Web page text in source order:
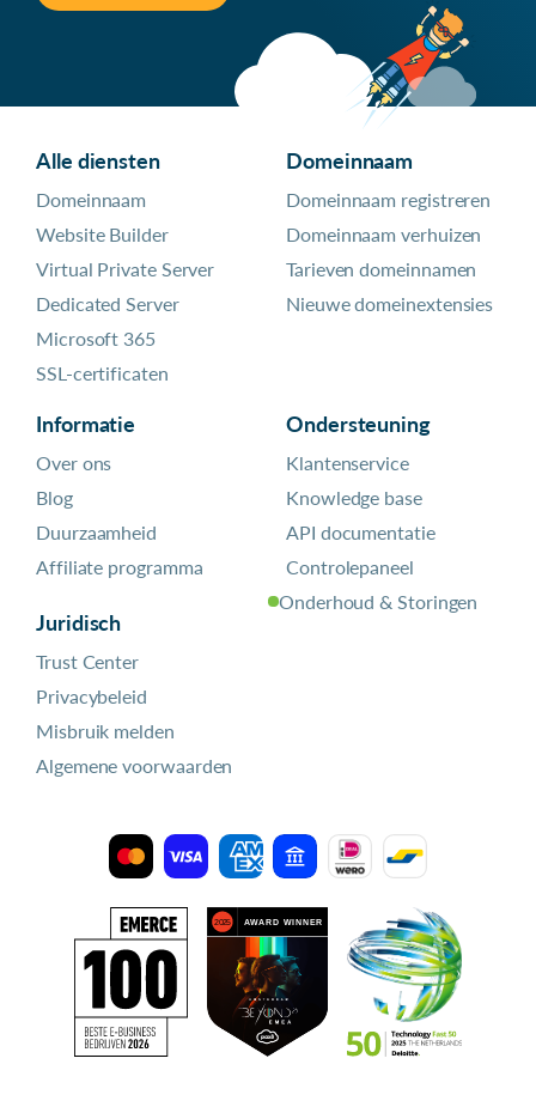
Alle diensten
Domeinnaam
Website Builder
Virtual Private Server
Dedicated Server
Microsoft 365
SSL-certificaten
Domeinnaam
Domeinnaam registreren
Domeinnaam verhuizen
Tarieven domeinnamen
Nieuwe domeinextensies
Informatie
Over ons
Blog
Duurzaamheid
Affiliate programma
Juridisch
Trust Center
Privacybeleid
Misbruik melden
Algemene voorwaarden
Ondersteuning
Klantenservice
Knowledge base
API documentatie
Controlepaneel
Onderhoud & Storingen